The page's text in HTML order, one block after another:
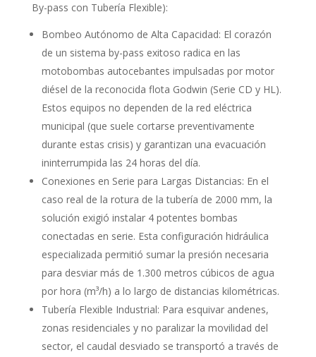
By-pass con Tubería Flexible):
Bombeo Autónomo de Alta Capacidad: El corazón
de un sistema by-pass exitoso radica en las
motobombas autocebantes impulsadas por motor
diésel de la reconocida flota Godwin (Serie CD y HL).
Estos equipos no dependen de la red eléctrica
municipal (que suele cortarse preventivamente
durante estas crisis) y garantizan una evacuación
ininterrumpida las 24 horas del día.
Conexiones en Serie para Largas Distancias: En el
caso real de la rotura de la tubería de 2000 mm, la
solución exigió instalar 4 potentes bombas
conectadas en serie. Esta configuración hidráulica
especializada permitió sumar la presión necesaria
para desviar más de 1.300 metros cúbicos de agua
por hora (m³/h) a lo largo de distancias kilométricas.
Tubería Flexible Industrial: Para esquivar andenes,
zonas residenciales y no paralizar la movilidad del
sector, el caudal desviado se transportó a través de